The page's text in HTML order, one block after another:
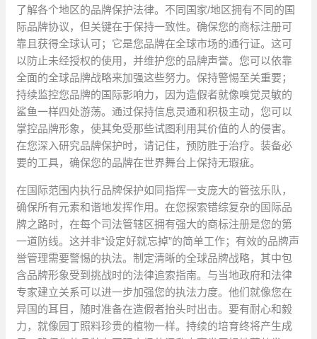
了解各个地区的品牌保护法律。不同国家/地区拥有不同的国
际品牌协议，但关键在于保持一致性。确保您的商标注册可
靠且获得全球认可；它是您品牌在全球市场的通行证。这可
以防止未经授权的使用，并维护您的品牌声誉。您可以依靠
全面的全球品牌战略来加强这些努力。保持警惕至关重要；
持续监控您品牌的国际影响力，因为造假者就像嗅觉灵敏的
鲨鱼一样四处游荡。通过保持信息灵通和积极主动，您可以
掌控品牌形象，使其免受那些试图利用其价值的人的侵害。
在您深入研究品牌保护时，请记住，预防胜于治疗。装备必
要的工具，确保您的品牌在世界舞台上保持无瑕疵。
在国际范围内执行品牌保护如同指挥一支庞大的管弦乐队，
确保所有元素和谐地发挥作用。在您探索错综复杂的国际品
牌之路时，在每个司法管辖区拥有强大的商标注册是您的第
一道防线。这并非“设定好就忘掉”的简单工作；有效的品牌声
誉管理需要警惕的执法。制定清晰的全球品牌战略，其中包
含品牌形象受到挑战时的法律追索指南。与当地政府和法律
专家建立关系可以进一步加强您的执法力度。他们就像您在
异国的耳目，随时准备在造假者抬头时出击。要有耐心和毅
力，就像园丁照料珍贵的植物一样。持续的培育终将产生成